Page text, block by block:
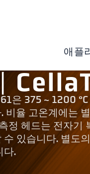
애플
은 375 ~ 1200
비율 고온계에는
정 헤드는 전자기
수 있습니다. 별도
다.